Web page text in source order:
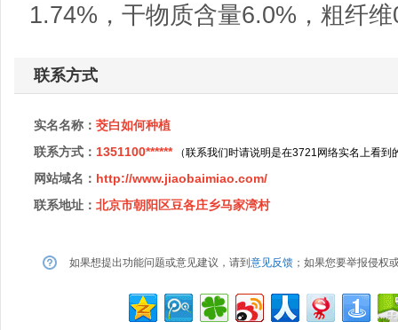
1.74%，干物质含量6.0%，粗纤
联系方式
实名名称： 茭白如何种植
联系方式： 1351100******（联系我们时请说明是在3721网络实名上看到
网站域名： http://www.jiaobaimiao.com/
联系地址： 北京市朝阳区豆各庄乡马家湾村
如果想提出功能问题或意见建议，请到 意见反馈 ；如果您要举报侵权